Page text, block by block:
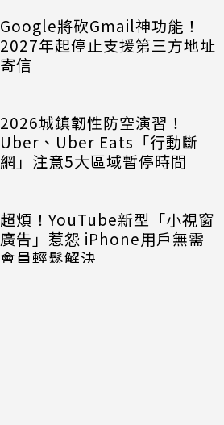
Google將砍Gmail神功能！
2027年起停止支援第三方地址
寄信
2026城鎮韌性防空演習！
Uber、Uber Eats「行動斷
網」注意5大區域暫停時間
超煩！YouTube新型「小視窗
廣告」惹怨 iPhone用戶無需
會員輕鬆解決